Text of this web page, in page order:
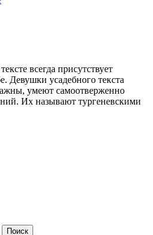
всегда присутствует
Девушки усадебного текста
умеют самоотверженно
Их называют тургеневскими